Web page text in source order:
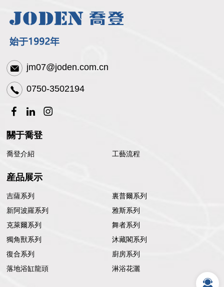
jm07@joden.com.cn
0750-3502194
關于喬登
喬登介紹 工藝流程
産品展示
吉薩系列
裏普爾系列
新阿波羅系列
雅斯系列
克萊爾系列
舞者系列
獨角獸系列
沐藏閣系列
復合系列
廚房系列
落地浴缸龍頭
淋浴花灑